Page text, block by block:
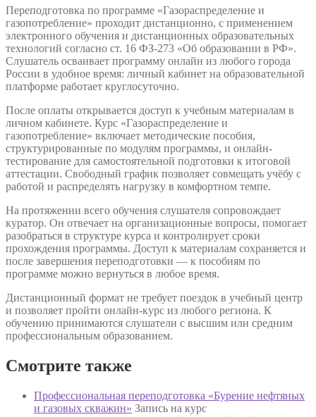
Переподготовка по программе «Газораспределение и
газопотребление» проходит дистанционно, с применением
электронного обучения и дистанционных образовательных
технологий согласно ст. 16 ФЗ-273 «Об образовании в РФ».
Слушатель осваивает программу онлайн из любого города
России в удобное время: личный кабинет на образовательной
платформе работает круглосуточно.
После оплаты открывается доступ к учебным материалам в
личном кабинете. Курс «Газораспределение и
газопотребление» включает методические пособия,
структурированные по модулям программы, и онлайн-
тестирование для самостоятельной подготовки к итоговой
аттестации. Свободный график позволяет совмещать учёбу с
работой и распределять нагрузку в комфортном темпе.
На протяжении всего обучения слушателя сопровождает
куратор. Он отвечает на организационные вопросы, помогает
разобраться в структуре курса и контролирует сроки
прохождения программы. Доступ к материалам сохраняется и
после завершения переподготовки — к пособиям по
программе можно вернуться в любое время.
Дистанционный формат не требует поездок в учебный центр
и позволяет пройти онлайн-курс из любого региона. К
обучению принимаются слушатели с высшим или средним
профессиональным образованием.
Смотрите также
Профессиональная переподготовка «Бурение нефтяных
и газовых скважин» Запись на курс